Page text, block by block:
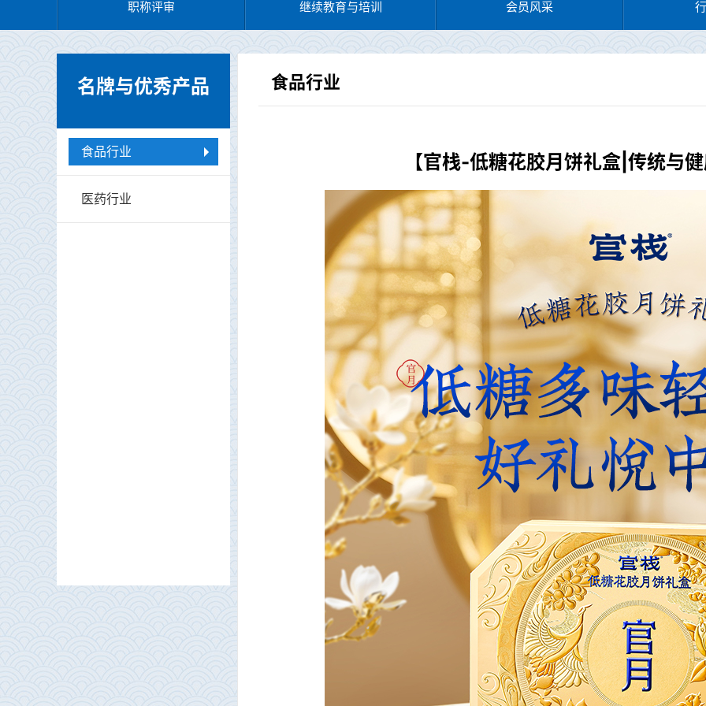
职称评审 继续教育与培训 会员风采
名牌与优秀产品
食品行业
医药行业
食品行业
【官栈-低糖花胶月饼礼盒|传统与